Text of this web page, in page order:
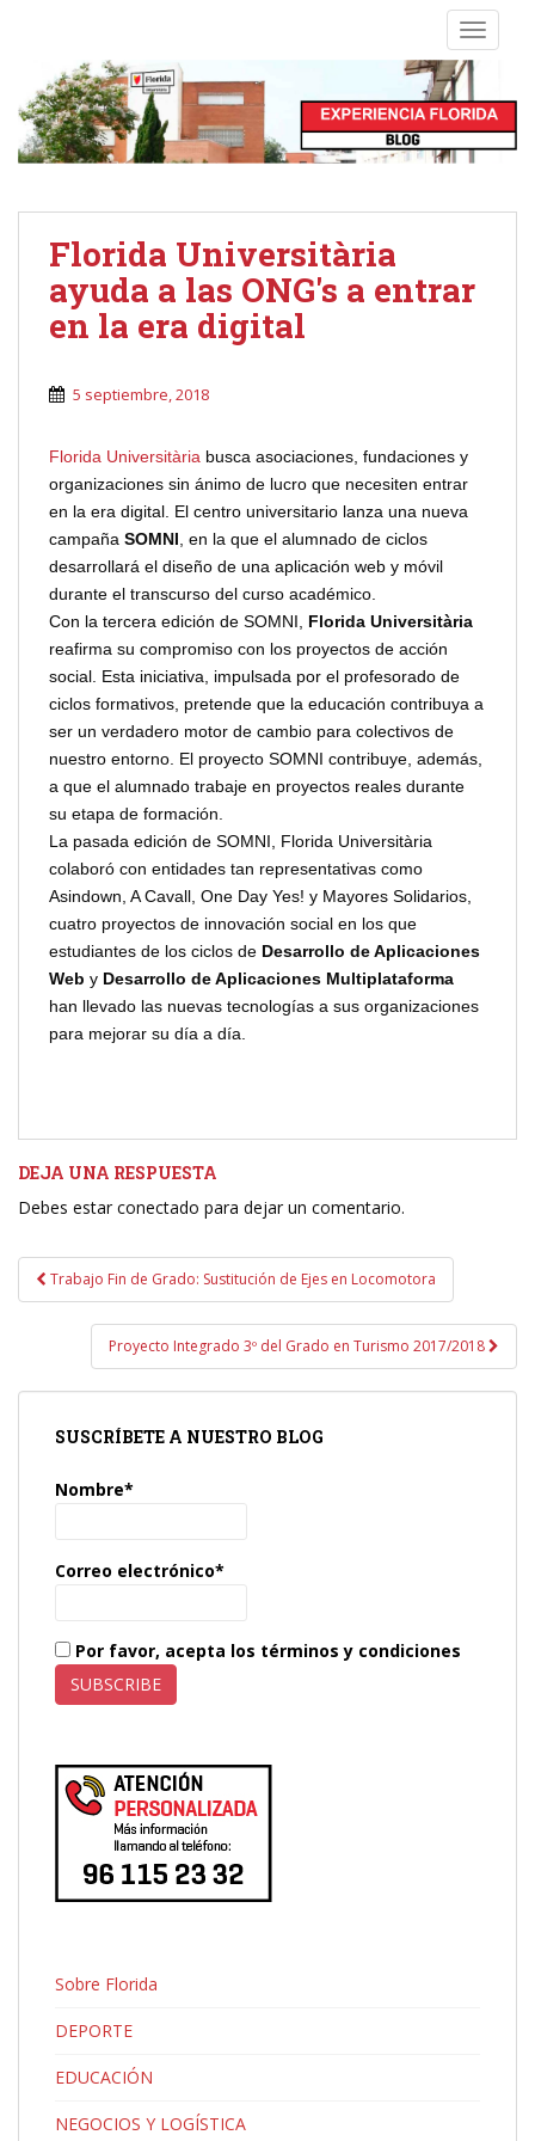
Florida Universitària
ayuda a las ONG's a entrar
en la era digital
5 septiembre, 2018
Florida Universitària busca asociaciones, fundaciones y
organizaciones sin ánimo de lucro que necesiten entrar
en la era digital. El centro universitario lanza una nueva
campaña SOMNI, en la que el alumnado de ciclos
desarrollará el diseño de una aplicación web y móvil
durante el transcurso del curso académico.
Con la tercera edición de SOMNI, Florida Universitària
reafirma su compromiso con los proyectos de acción
social. Esta iniciativa, impulsada por el profesorado de
ciclos formativos, pretende que la educación contribuya a
ser un verdadero motor de cambio para colectivos de
nuestro entorno. El proyecto SOMNI contribuye, además,
a que el alumnado trabaje en proyectos reales durante
su etapa de formación.
La pasada edición de SOMNI, Florida Universitària
colaboró con entidades tan representativas como
Asindown, A Cavall, One Day Yes! y Mayores Solidarios,
cuatro proyectos de innovación social en los que
estudiantes de los ciclos de Desarrollo de Aplicaciones
Web y Desarrollo de Aplicaciones Multiplataforma
han llevado las nuevas tecnologías a sus organizaciones
para mejorar su día a día.
DEJA UNA RESPUESTA
Debes estar conectado para dejar un comentario.
Navegación
de
entradas
Trabajo Fin de Grado: Sustitución de Ejes en Locomotora
Proyecto Integrado 3º del Grado en Turismo 2017/2018
SUSCRÍBETE A NUESTRO BLOG
Nombre*
Correo electrónico*
Por favor, acepta los términos y condiciones
Sobre Florida
DEPORTE
EDUCACIÓN
NEGOCIOS Y LOGÍSTICA